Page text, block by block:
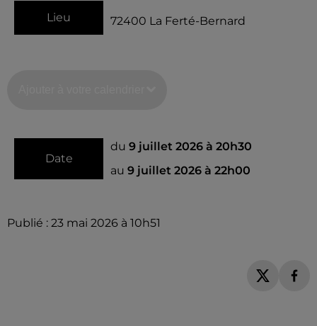
Lieu 72400 La Ferté-Bernard
Date
du 9 juillet 2026 à 20h30
au 9 juillet 2026 à 22h00
Publié : 23 mai 2026 à 10h51